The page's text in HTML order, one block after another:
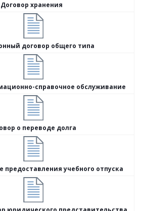
Договор хранения
договор общего типа
справочное обслуживание
о переводе долга
предоставления учебного отпуска